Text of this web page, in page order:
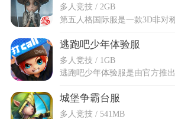
多人竞技 / 2GB
逃跑吧少年体验服
多人竞技 / 1GB
城堡争霸台服
多人竞技 / 541MB